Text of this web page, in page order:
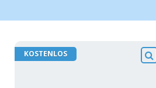
KOSTENLOS